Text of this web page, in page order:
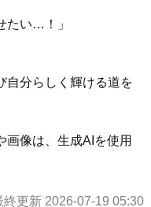
たい…！」
自分らしく輝ける道を
像は、生成AIを使用
終更新 2026-07-19 05:30